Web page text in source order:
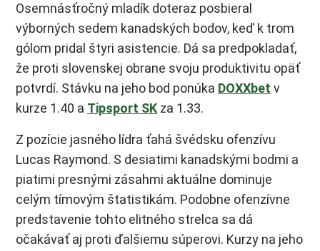
Osemnásťročný mladík doteraz posbieral
výborných sedem kanadských bodov, keď k trom
gólom pridal štyri asistencie. Dá sa predpokladať,
že proti slovenskej obrane svoju produktivitu opäť
potvrdí. Stávku na jeho bod ponúka DOXXbet v
kurze 1.40 a Tipsport SK za 1.33.
Z pozície jasného lídra ťahá švédsku ofenzívu
Lucas Raymond. S desiatimi kanadskými bodmi a
piatimi presnými zásahmi aktuálne dominuje
celým tímovým štatistikám. Podobne ofenzívne
predstavenie tohto elitného strelca sa dá
očakávať aj proti ďalšiemu súperovi. Kurzy na jeho